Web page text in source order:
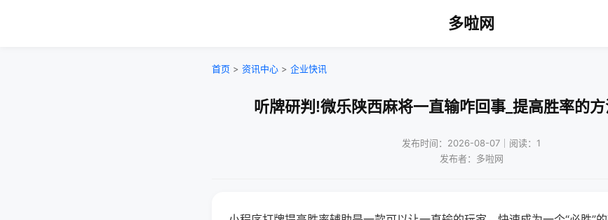
多啦网
首页 > 资讯中心 > 企业快讯
听牌研判!微乐陕西麻将一直输咋回事_提高胜率的
发布时间：2026-08-07｜阅读：1
发布者：多啦网